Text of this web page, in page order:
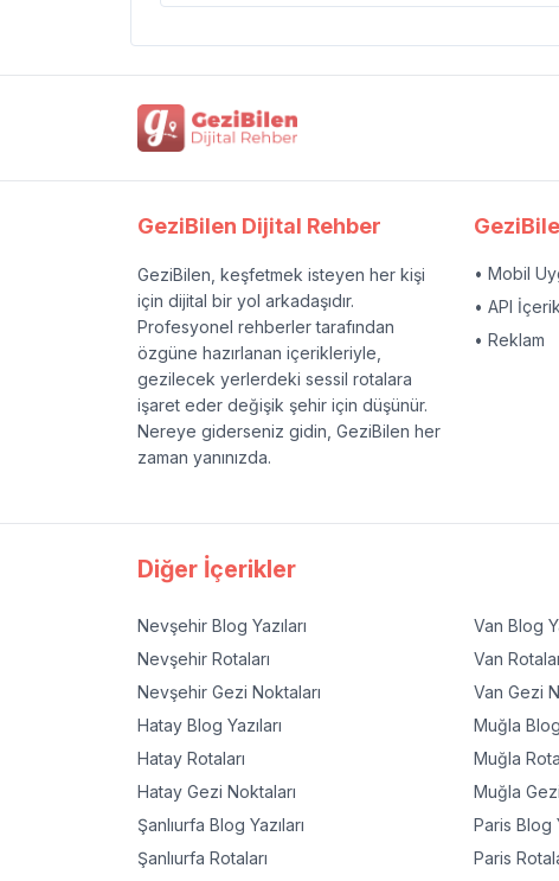
GeziBilen Dijital Rehber
GeziBilen, keşfetmek isteyen her kişi
için dijital bir yol arkadaşıdır.
Profesyonel rehberler tarafından
özgüne hazırlanan içerikleriyle,
gezilecek yerlerdeki sessil rotalara
işaret eder değişik şehir için düşünür.
Nereye giderseniz gidin, GeziBilen her
zaman yanınızda.
• Mobil
• API
• Reklam
Diğer İçerikler
Nevşehir Blog Yazıları
Nevşehir Rotaları
Nevşehir Gezi Noktaları
Hatay Blog Yazıları
Hatay Rotaları
Hatay Gezi Noktaları
Şanlıurfa Blog Yazıları
Şanlıurfa Rotaları
Van Blog
Van
Van Gezi
Muğla
Muğla
Muğla
Paris Blog
Paris